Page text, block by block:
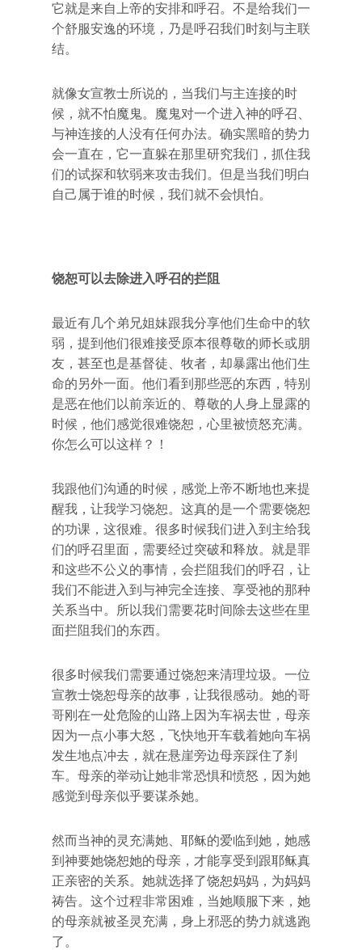
它就是来自上帝的安排和呼召。不是给我们一
个舒服安逸的环境，乃是呼召我们时刻与主联
结。
就像女宣教士所说的，当我们与主连接的时
候，就不怕魔鬼。魔鬼对一个进入神的呼召、
与神连接的人没有任何办法。确实黑暗的势力
会一直在，它一直躲在那里研究我们，抓住我
们的试探和软弱来攻击我们。但是当我们明白
自己属于谁的时候，我们就不会惧怕。
饶恕可以去除进入呼召的拦阻
最近有几个弟兄姐妹跟我分享他们生命中的软
弱，提到他们很难接受原本很尊敬的师长或朋
友，甚至也是基督徒、牧者，却暴露出他们生
命的另外一面。他们看到那些恶的东西，特别
是恶在他们以前亲近的、尊敬的人身上显露的
时候，他们感觉很难饶恕，心里被愤怒充满。
你怎么可以这样？！
我跟他们沟通的时候，感觉上帝不断地也来提
醒我，让我学习饶恕。这真的是一个需要饶恕
的功课，这很难。很多时候我们进入到主给我
们的呼召里面，需要经过突破和释放。就是罪
和这些不公义的事情，会拦阻我们的呼召，让
我们不能进入到与神完全连接、享受祂的那种
关系当中。所以我们需要花时间除去这些在里
面拦阻我们的东西。
很多时候我们需要通过饶恕来清理垃圾。一位
宣教士饶恕母亲的故事，让我很感动。她的哥
哥刚在一处危险的山路上因为车祸去世，母亲
因为一点小事大怒，飞快地开车载着她向车祸
发生地点冲去，就在悬崖旁边母亲踩住了刹
车。母亲的举动让她非常恐惧和愤怒，因为她
感觉到母亲似乎要谋杀她。
然而当神的灵充满她、耶稣的爱临到她，她感
到神要她饶恕她的母亲，才能享受到跟耶稣真
正亲密的关系。她就选择了饶恕妈妈，为妈妈
祷告。这个过程非常困难，当她顺服下来，她
的母亲就被圣灵充满，身上邪恶的势力就逃跑
了。